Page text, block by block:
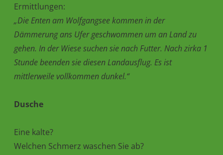
Ermittlungen:
„Die Enten am Wolfgangsee kommen in der
Dämmerung ans Ufer geschwommen um an Land zu
gehen. In der Wiese suchen sie nach Futter. Nach zirka 1
Stunde beenden sie diesen Landausflug. Es ist
mittlerweile vollkommen dunkel.“
Dusche
Eine kalte?
Welchen Schmerz waschen Sie ab?